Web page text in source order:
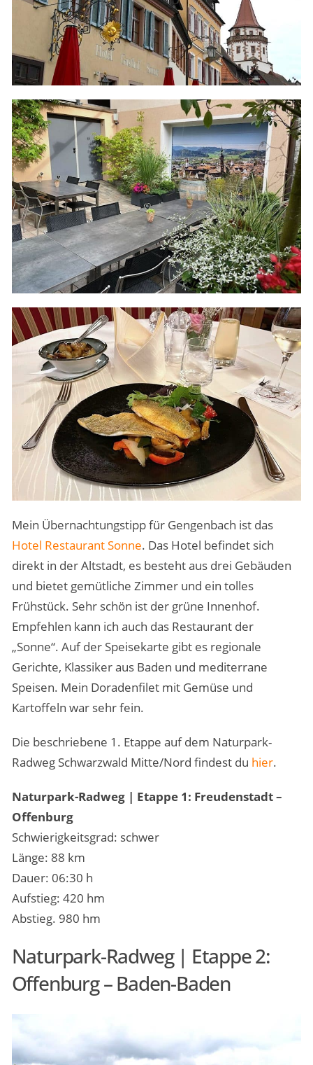
Mein Übernachtungstipp für Gengenbach ist das
Hotel Restaurant Sonne. Das Hotel befindet sich
direkt in der Altstadt, es besteht aus drei Gebäuden
und bietet gemütliche Zimmer und ein tolles
Frühstück. Sehr schön ist der grüne Innenhof.
Empfehlen kann ich auch das Restaurant der
„Sonne“. Auf der Speisekarte gibt es regionale
Gerichte, Klassiker aus Baden und mediterrane
Speisen. Mein Doradenfilet mit Gemüse und
Kartoffeln war sehr fein.
Die beschriebene 1. Etappe auf dem Naturpark-
Radweg Schwarzwald Mitte/Nord findest du hier.
Naturpark-Radweg | Etappe 1: Freudenstadt –
Offenburg
Schwierigkeitsgrad: schwer
Länge: 88 km
Dauer: 06:30 h
Aufstieg: 420 hm
Abstieg. 980 hm
Naturpark-Radweg | Etappe 2:
Offenburg – Baden-Baden